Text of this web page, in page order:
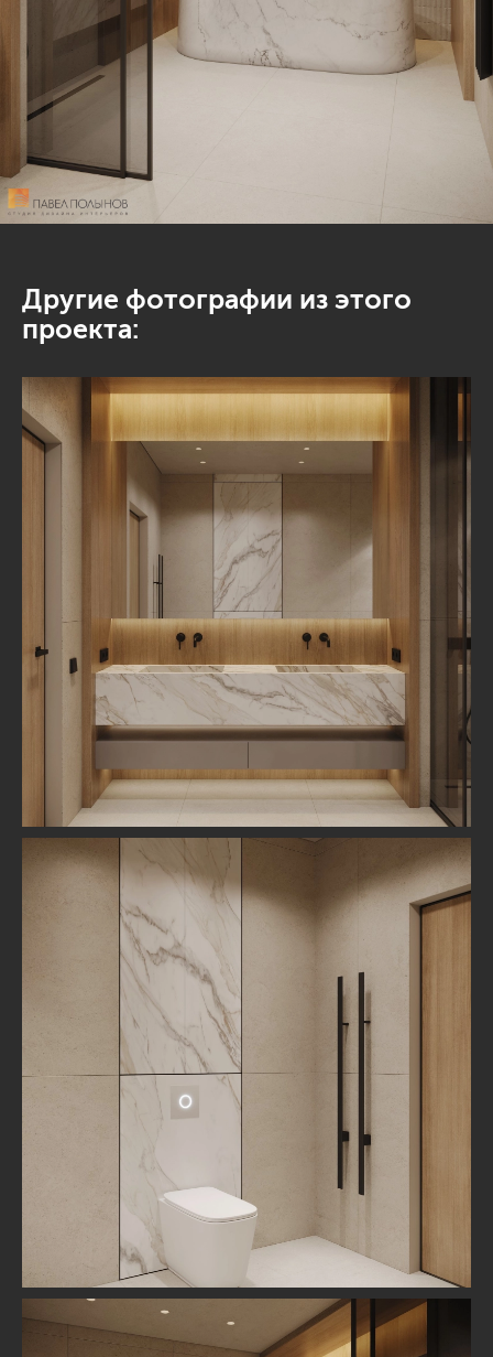
Другие фотографии из этого
проекта: